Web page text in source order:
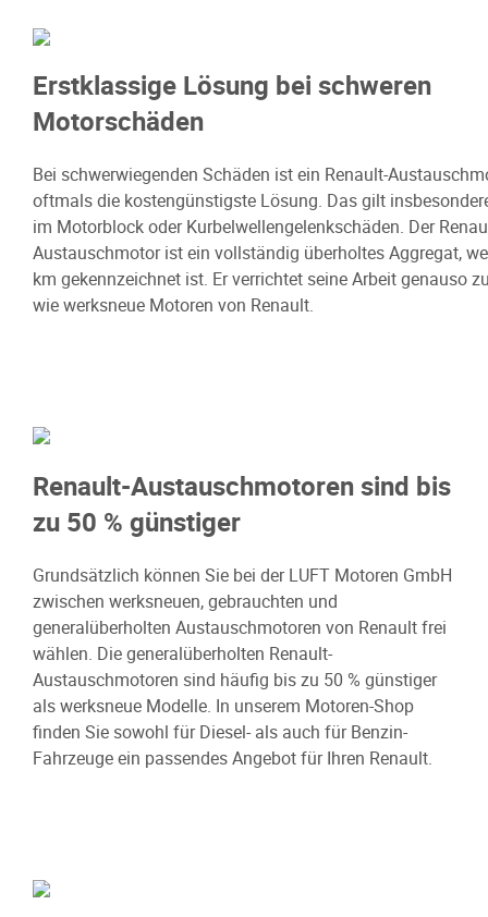
Erstklassige Lösung bei schweren
Motorschäden
Bei schwerwiegenden Schäden ist ein Renault-
oftmals die kostengünstigste Lösung. Das gilt
im Motorblock oder Kurbelwellengelenkschäden. Der
Austauschmotor ist ein vollständig überholtes Aggregat,
km gekennzeichnet ist. Er verrichtet seine Arbeit genauso
wie werksneue Motoren von Renault.
Renault-Austauschmotoren sind bis
zu 50 % günstiger
Grundsätzlich können Sie bei der LUFT Motoren GmbH
zwischen werksneuen, gebrauchten und
generalüberholten Austauschmotoren von Renault frei
wählen. Die generalüberholten Renault-
Austauschmotoren sind häufig bis zu 50 % günstiger
als werksneue Modelle. In unserem Motoren-Shop
finden Sie sowohl für Diesel- als auch für Benzin-
Fahrzeuge ein passendes Angebot für Ihren Renault.